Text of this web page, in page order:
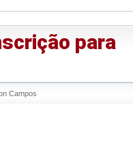
para
Campos